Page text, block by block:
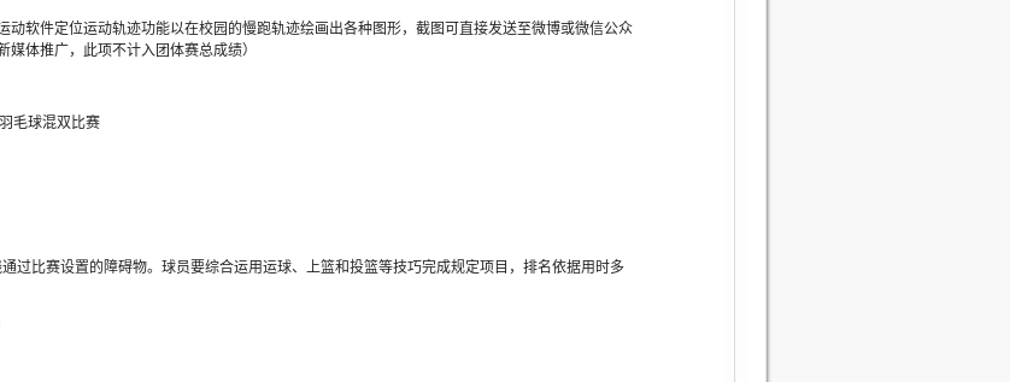
动软件定位运动轨迹功能以在校园的慢跑轨迹绘画出各种图形，截图可直接发送至微博或微信公众
媒体推广，此项不计入团体赛总成绩）
毛球混双比赛
过比赛设置的障碍物。球员要综合运用运球、上篮和投篮等技巧完成规定项目，排名依据用时多